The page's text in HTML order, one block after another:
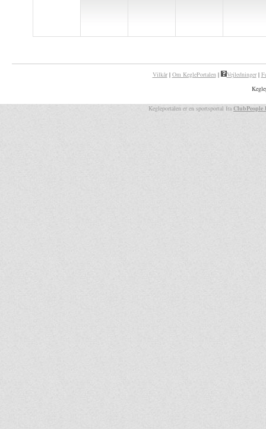
Vilkår| Om KeglePortalen| Vejledninger|
Kegleportalen er en sportsportal fra ClubPeople